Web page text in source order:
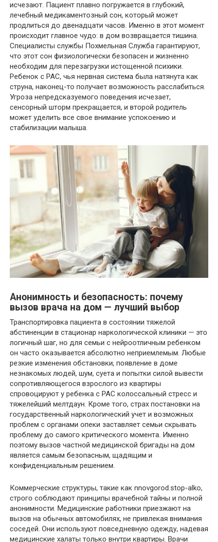
исчезают. Пациент плавно погружается в глубокий,
лечебный медикаментозный сон, который может
продлиться до двенадцати часов. Именно в этот момент
происходит главное чудо: в дом возвращается тишина.
Специалисты службы Похмельная Служба гарантируют,
что этот сон физиологически безопасен и жизненно
необходим для перезагрузки истощенной психики.
Ребенок с РАС, чья нервная система была натянута как
струна, наконец-то получает возможность расслабиться.
Угроза непредсказуемого поведения исчезает,
сенсорный шторм прекращается, и второй родитель
может уделить все свое внимание успокоению и
стабилизации малыша.
Анонимность и безопасность: почему
вызов врача на дом — лучший выбор
Транспортировка пациента в состоянии тяжелой
абстиненции в стационар наркологической клиники — это
логичный шаг, но для семьи с нейроотличным ребенком
он часто оказывается абсолютно неприемлемым. Любые
резкие изменения обстановки, появление в доме
незнакомых людей, шум, суета и попытки силой вывести
сопротивляющегося взрослого из квартиры
спровоцируют у ребенка с РАС колоссальный стресс и
тяжелейший мелтдаун. Кроме того, страх постановки на
государственный наркологический учет и возможных
проблем с органами опеки заставляет семьи скрывать
проблему до самого критического момента. Именно
поэтому вызов частной медицинской бригады на дом
является самым безопасным, щадящим и
конфиденциальным решением.
Коммерческие структуры, такие как nnovgorod.stop-alko,
строго соблюдают принципы врачебной тайны и полной
анонимности. Медицинские работники приезжают на
вызов на обычных автомобилях, не привлекая внимания
соседей. Они используют повседневную одежду, надевая
медицинские халаты только внутри квартиры. Врачи